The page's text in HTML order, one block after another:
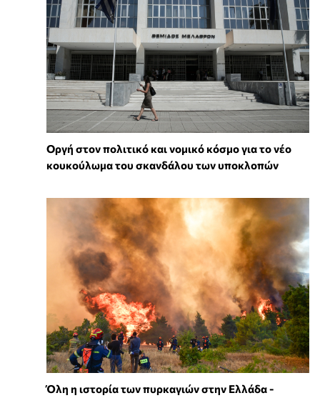
Οργή στον πολιτικό και νομικό κόσμο για το νέο
κουκούλωμα του σκανδάλου των υποκλοπών
Όλη η ιστορία των πυρκαγιών στην Ελλάδα -